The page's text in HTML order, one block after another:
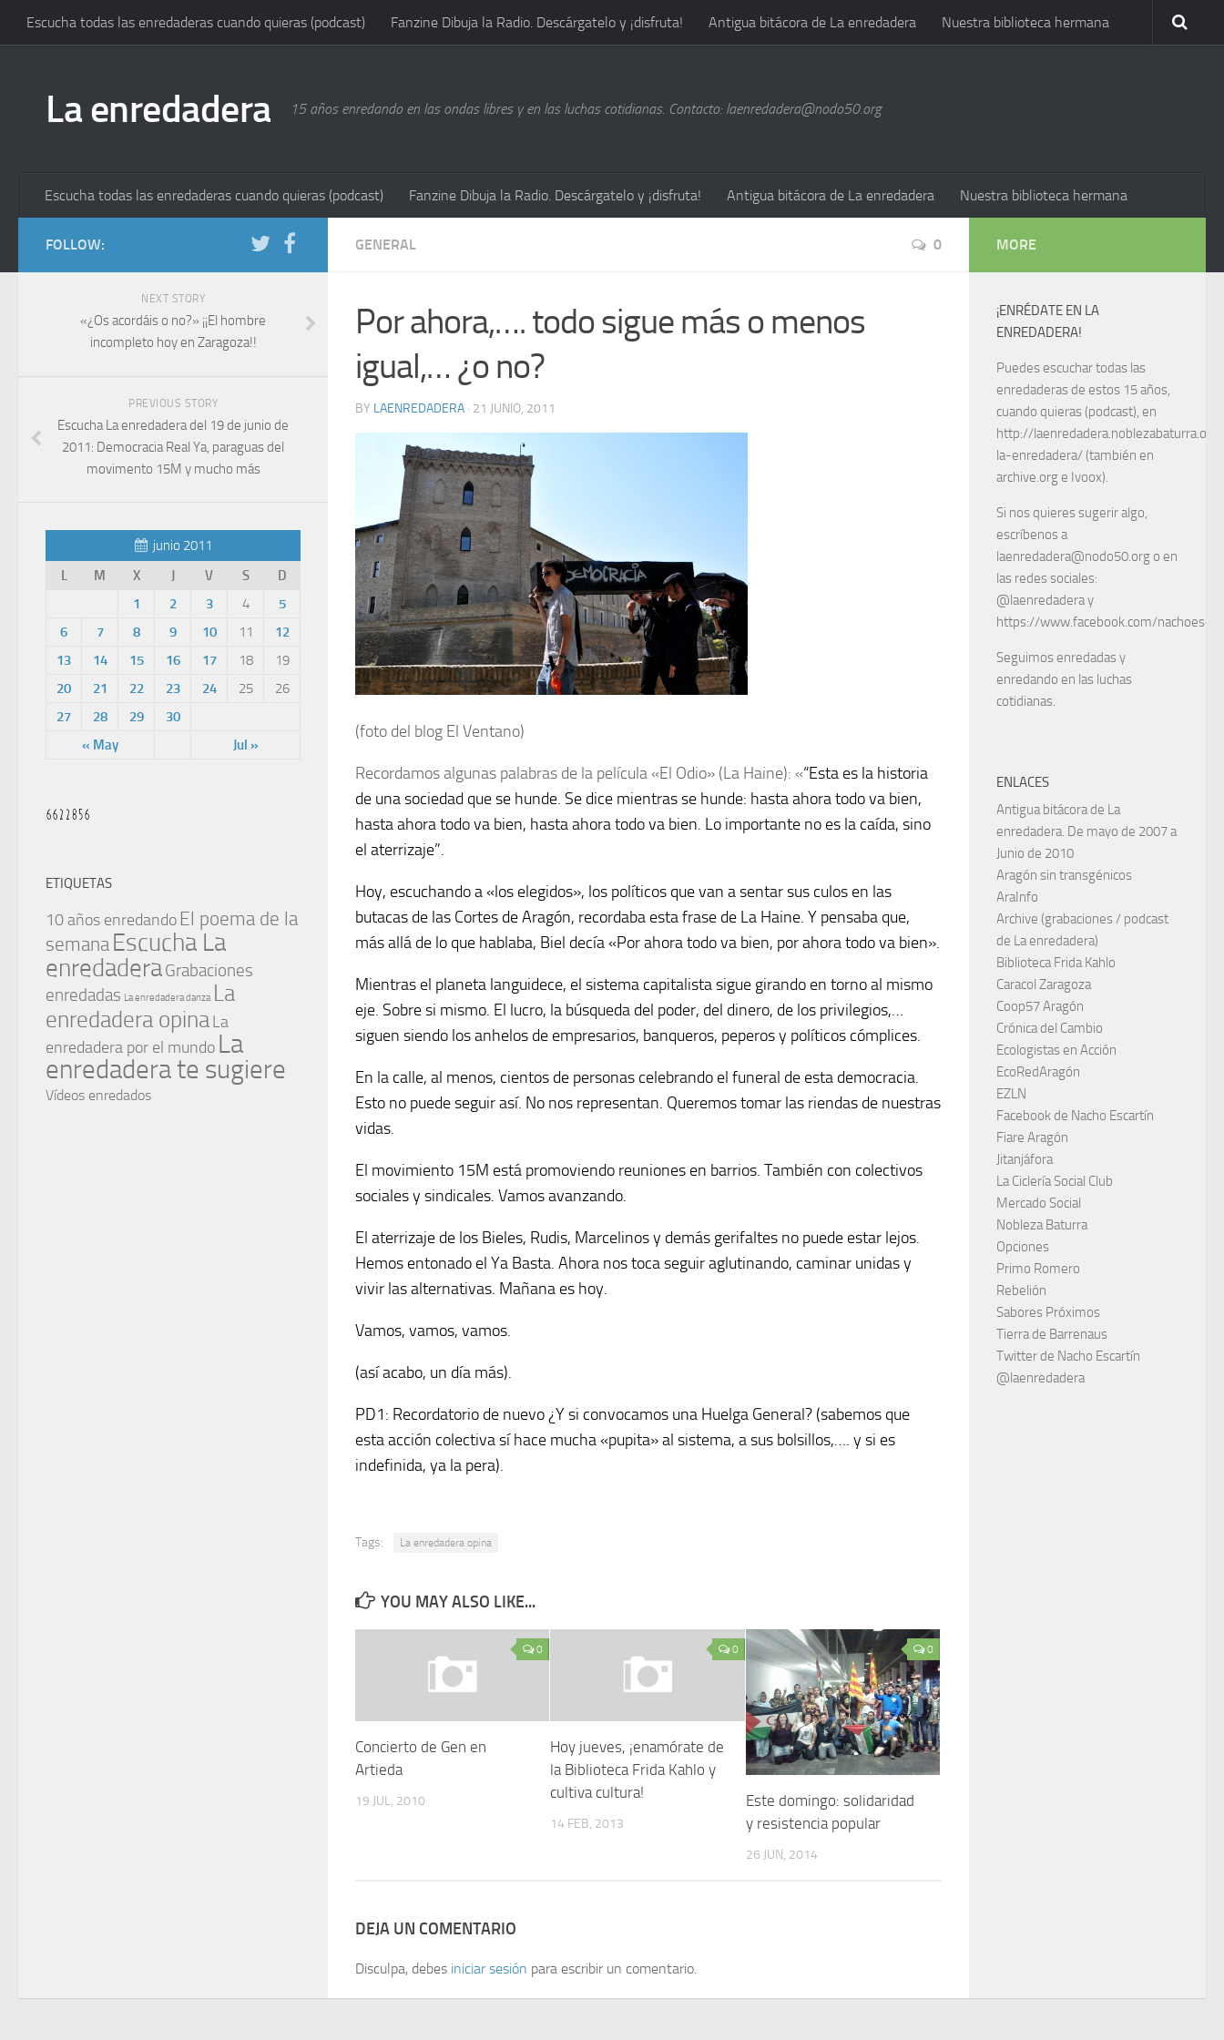
Escucha todas las enredaderas cuando quieras (podcast) Fanzine Dibuja la Radio. Descárgatelo y ¡disfruta! Antigua bitácora de La enredadera Nuestra biblioteca hermana
La enredadera 15 años enredando en las ondas libres y en las luchas cotidianas. Contacto: laenredadera@nodo50.org
Escucha todas las enredaderas cuando quieras (podcast) Fanzine Dibuja la Radio. Descárgatelo y ¡disfruta! Antigua bitácora de La enredadera Nuestra biblioteca hermana
GENERAL 0
Por ahora,…. todo sigue más o menos
igual,… ¿o no?
BY LAENREDADERA · 21 JUNIO, 2011
(foto del blog El Ventano)
Recordamos algunas palabras de la película «El Odio» (La Haine): «“Esta es la historia
de una sociedad que se hunde. Se dice mientras se hunde: hasta ahora todo va bien,
hasta ahora todo va bien, hasta ahora todo va bien. Lo importante no es la caída, sino
el aterrizaje”.
Hoy, escuchando a «los elegidos», los políticos que van a sentar sus culos en las
butacas de las Cortes de Aragón, recordaba esta frase de La Haine. Y pensaba que,
más allá de lo que hablaba, Biel decía «Por ahora todo va bien, por ahora todo va bien».
Mientras el planeta languidece, el sistema capitalista sigue girando en torno al mismo
eje. Sobre si mismo. El lucro, la búsqueda del poder, del dinero, de los privilegios,…
siguen siendo los anhelos de empresarios, banqueros, peperos y políticos cómplices.
En la calle, al menos, cientos de personas celebrando el funeral de esta democracia.
Esto no puede seguir así. No nos representan. Queremos tomar las riendas de nuestras
vidas.
El movimiento 15M está promoviendo reuniones en barrios. También con colectivos
sociales y sindicales. Vamos avanzando.
El aterrizaje de los Bieles, Rudis, Marcelinos y demás gerifaltes no puede estar lejos.
Hemos entonado el Ya Basta. Ahora nos toca seguir aglutinando, caminar unidas y
vivir las alternativas. Mañana es hoy.
Vamos, vamos, vamos.
(así acabo, un día más).
PD1: Recordatorio de nuevo ¿Y si convocamos una Huelga General? (sabemos que
esta acción colectiva sí hace mucha «pupita» al sistema, a sus bolsillos,…. y si es
indefinida, ya la pera).
Tags: La enredadera opina
YOU MAY ALSO LIKE...
0
Concierto de Gen en
Artieda
19 JUL, 2010
0
Hoy jueves, ¡enamórate de
la Biblioteca Frida Kahlo y
cultiva cultura!
14 FEB, 2013
0
Este domingo: solidaridad
y resistencia popular
26 JUN, 2014
DEJA UN COMENTARIO
Disculpa, debes iniciar sesión para escribir un comentario.
FOLLOW:
NEXT STORY
«¿Os acordáis o no?» ¡¡El hombre
incompleto hoy en Zaragoza!!
PREVIOUS STORY
Escucha La enredadera del 19 de junio de
2011: Democracia Real Ya, paraguas del
movimento 15M y mucho más
junio 2011
L
M X J V S D
« May Jul »
1 2 3 4
5
6
7 8 9 10 11
12
13
14 15 16 17 18
19
20
21 22 23 24 25
26
27
28 29 30
ETIQUETAS
10 años enredando El poema de la
semana Escucha La
enredaderaGrabaciones
enredadas La enredadera danza La
enredadera opina La
enredadera por el mundo La
enredadera te sugiere
Vídeos enredados
MORE
¡ENRÉDATE EN LA
ENREDADERA!
Puedes escuchar todas las
enredaderas de estos 15 años,
cuando quieras (podcast), en
http://
la-enredadera/ (también en
archive.org e Ivoox).
Si nos quieres sugerir algo,
escríbenos a
laenredadera@nodo50.org o en
las redes sociales:
@laenredadera y
https://www.facebook.com/
Seguimos enredadas y
enredando en las luchas
cotidianas.
ENLACES
Antigua bitácora de La
enredadera. De mayo de 2007 a
Junio de 2010
Aragón sin transgénicos
AraInfo
Archive (grabaciones / podcast
de La enredadera)
Biblioteca Frida Kahlo
Caracol Zaragoza
Coop57 Aragón
Crónica del Cambio
Ecologistas en Acción
EcoRedAragón
EZLN
Facebook de Nacho Escartín
Fiare Aragón
Jitanjáfora
La Ciclería Social Club
Mercado Social
Nobleza Baturra
Opciones
Primo Romero
Rebelión
Sabores Próximos
Tierra de Barrenaus
Twitter de Nacho Escartín
@laenredadera